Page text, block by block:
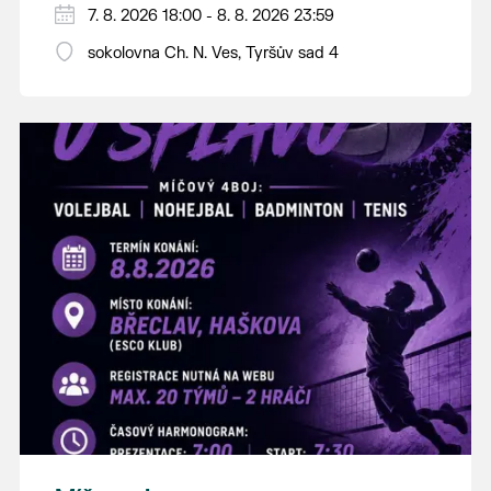
PÁTEK 7. srpna
18:00 - ruční stavění máje
14:00 - krojový průvod pro stárky od
hostince “U Buvola”
16:00 - odpolední zábava na sokolovně
21:00 - večerní zábava
K tanci a poslechu bude hrát DH
Lanžhotčané.
Těšíme se na Vás!
7. 8. 2026 18:00 - 8. 8. 2026 23:59
sokolovna Ch. N. Ves, Tyršův sad 4